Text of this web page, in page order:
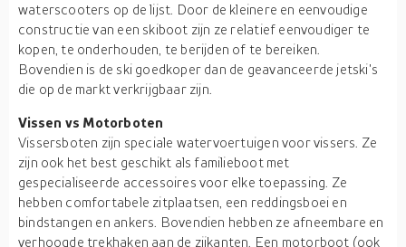
waterscooters op de lijst. Door de kleinere en eenvoudige
constructie van een skiboot zijn ze relatief eenvoudiger te
kopen, te onderhouden, te berijden of te bereiken.
Bovendien is de ski goedkoper dan de geavanceerde jetski's
die op de markt verkrijgbaar zijn.
Vissen vs Motorboten
Vissersboten zijn speciale watervoertuigen voor vissers. Ze
zijn ook het best geschikt als familieboot met
gespecialiseerde accessoires voor elke toepassing. Ze
hebben comfortabele zitplaatsen, een reddingsboei en
bindstangen en ankers. Bovendien hebben ze afneembare en
verhoogde trekhaken aan de zijkanten. Een motorboot (ook